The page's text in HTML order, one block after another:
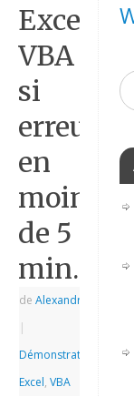
Excel
VBA
si
erreur
en
moins
de 5
min.
deAlexandre
|
Démonstrations
Excel,VBA